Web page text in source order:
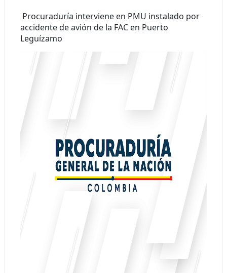
Procuraduría interviene en PMU instalado por
accidente de avión de la FAC en Puerto
Leguízamo